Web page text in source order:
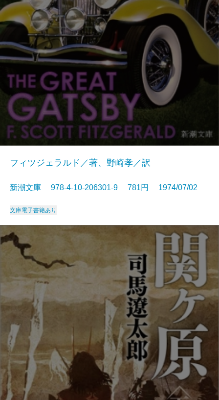
フィツジェラルド／著、野崎孝／訳
新潮文庫 978-4-10-206301-9 781円 1974/07/02
文庫電子書籍あり